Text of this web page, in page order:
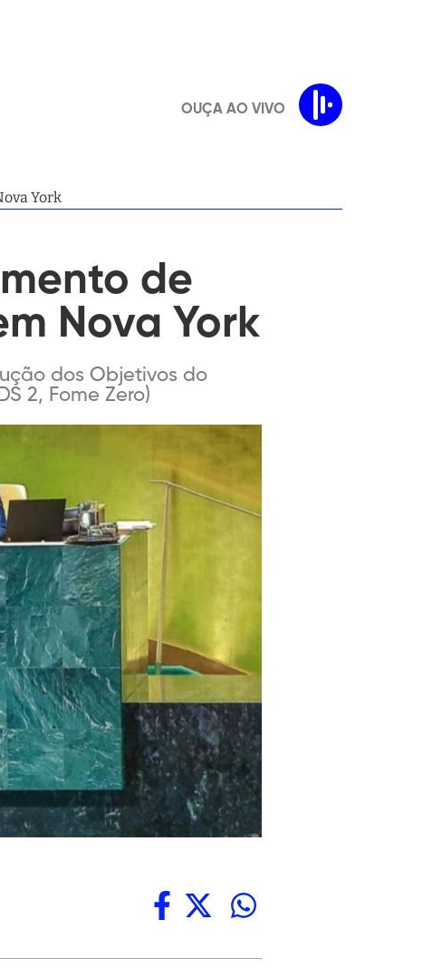
OUÇA AO VIVO
York
de
Nova York
dos Objetivos do
2, Fome Zero)